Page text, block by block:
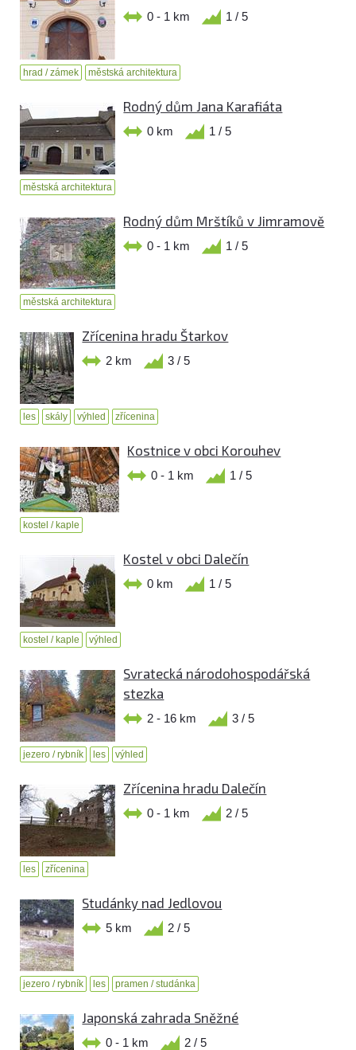
0 - 1 km 1 / 5
hrad / zámek městská architektura
Rodný dům Jana Karafiáta
0 km 1 / 5
městská architektura
Rodný dům Mrštíků v Jimramově
0 - 1 km 1 / 5
městská architektura
Zřícenina hradu Štarkov
2 km 3 / 5
les skály výhled zřícenina
Kostnice v obci Korouhev
0 - 1 km 1 / 5
kostel / kaple
Kostel v obci Dalečín
0 km 1 / 5
kostel / kaple výhled
Svratecká národohospodářská
stezka
2 - 16 km 3 / 5
jezero / rybník les výhled
Zřícenina hradu Dalečín
0 - 1 km 2 / 5
les zřícenina
Studánky nad Jedlovou
5 km 2 / 5
jezero / rybník les pramen / studánka
Japonská zahrada Sněžné
0 - 1 km 2 / 5